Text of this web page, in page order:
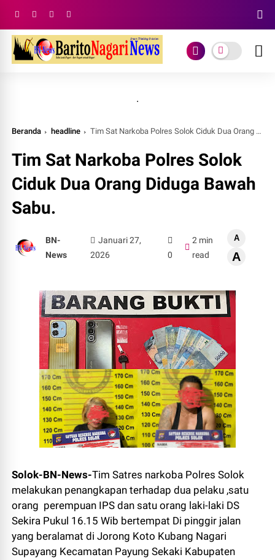
.
Beranda headline Tim Sat Narkoba Polres Solok Ciduk Dua Orang Diduga Bawah Sabu.
Tim Sat Narkoba Polres Solok
Ciduk Dua Orang Diduga Bawah
Sabu.
BN-
News
Januari 27,
2026
0
2 min
read
A
A
Solok-BN-News-Tim Satres narkoba Polres Solok
melakukan penangkapan terhadap dua pelaku ,satu
orang perempuan IPS dan satu orang laki-laki DS
Sekira Pukul 16.15 Wib bertempat Di pinggir jalan
yang beralamat di Jorong Koto Kubang Nagari
Supayang Kecamatan Payung Sekaki Kabupaten